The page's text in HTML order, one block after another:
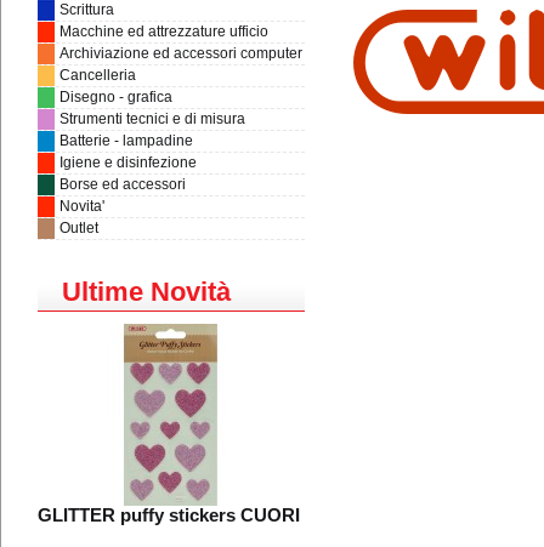
Scrittura
Macchine ed attrezzature ufficio
Archiviazione ed accessori computer
Cancelleria
Disegno - grafica
Strumenti tecnici e di misura
Batterie - lampadine
Igiene e disinfezione
Borse ed accessori
Novita'
Outlet
Ultime Novità
GLITTER puffy stickers CUORI